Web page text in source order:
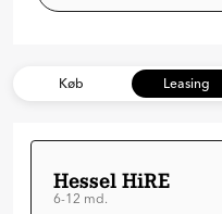
Køb Leasing
Hessel HiRE
6-12 md.